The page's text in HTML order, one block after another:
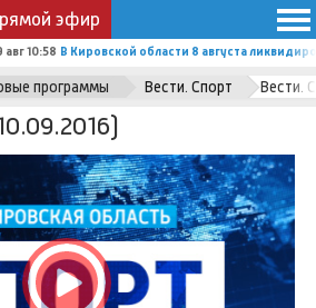
эфир
авг 09:07 В Кирове прозвучит «Симфония звёзд»
программы Вести. Спорт Вести.